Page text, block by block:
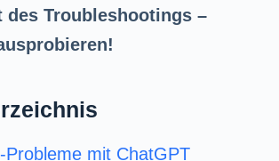
des Troubleshootings –
Probleme mit ChatGPT